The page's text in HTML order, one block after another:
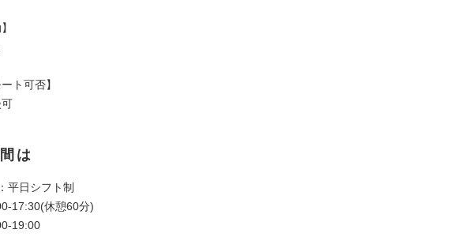
ート可否】
可
は
平日シフト制
17:30(休憩60分)
19:00